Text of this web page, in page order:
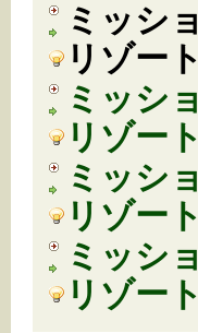
ミッシ
リゾー
ミッシ
リゾー
ミッシ
リゾー
ミッシ
リゾー